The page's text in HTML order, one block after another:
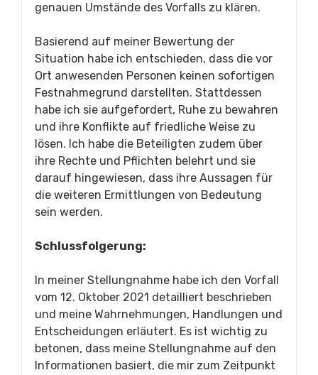
genauen Umstände des Vorfalls zu klären.
Basierend auf meiner Bewertung der
Situation habe ich entschieden, dass die vor
Ort anwesenden Personen keinen sofortigen
Festnahmegrund darstellten. Stattdessen
habe ich sie aufgefordert, Ruhe zu bewahren
und ihre Konflikte auf friedliche Weise zu
lösen. Ich habe die Beteiligten zudem über
ihre Rechte und Pflichten belehrt und sie
darauf hingewiesen, dass ihre Aussagen für
die weiteren Ermittlungen von Bedeutung
sein werden.
Schlussfolgerung:
In meiner Stellungnahme habe ich den Vorfall
vom 12. Oktober 2021 detailliert beschrieben
und meine Wahrnehmungen, Handlungen und
Entscheidungen erläutert. Es ist wichtig zu
betonen, dass meine Stellungnahme auf den
Informationen basiert, die mir zum Zeitpunkt